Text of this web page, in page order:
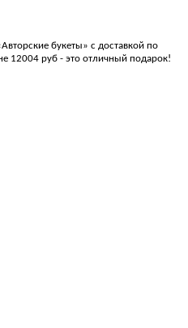
букеты» с доставкой по
12004 руб - это отличный подарок!